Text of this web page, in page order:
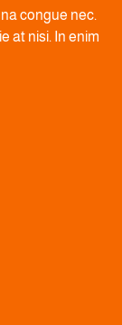
congue nec.
at nisi. In enim